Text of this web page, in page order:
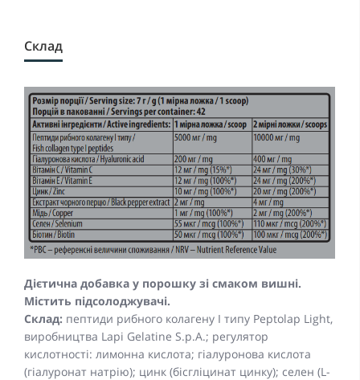
Склад
Дієтична добавка у порошку зі смаком вишні.
Містить підсолоджувачі.
Склад: пептиди рибного колагену І типу Peptolap Light,
виробництва Lapi Gelatine S.p.A.; регулятор
кислотності: лимонна кислота; гіалуронова кислота
(гіалуронат натрію); цинк (бісгліцинат цинку); селен (L-